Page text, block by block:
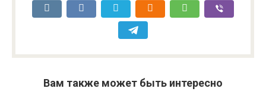
Вам также может быть интересно